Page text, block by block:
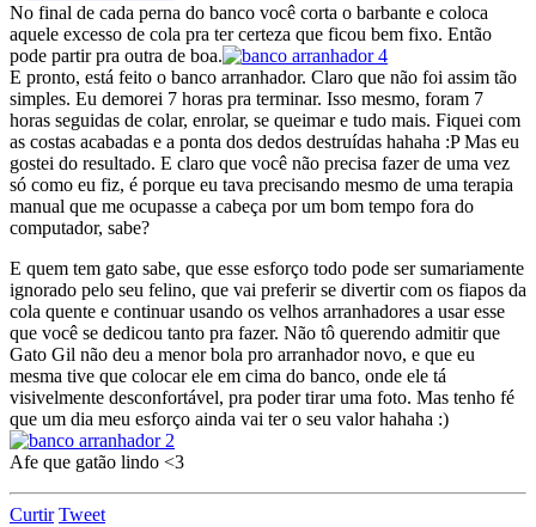
No final de cada perna do banco você corta o barbante e coloca
aquele excesso de cola pra ter certeza que ficou bem fixo. Então
pode partir pra outra de boa.
E pronto, está feito o banco arranhador. Claro que não foi assim tão
simples. Eu demorei 7 horas pra terminar. Isso mesmo, foram 7
horas seguidas de colar, enrolar, se queimar e tudo mais. Fiquei com
as costas acabadas e a ponta dos dedos destruídas hahaha :P Mas eu
gostei do resultado. E claro que você não precisa fazer de uma vez
só como eu fiz, é porque eu tava precisando mesmo de uma terapia
manual que me ocupasse a cabeça por um bom tempo fora do
computador, sabe?
E quem tem gato sabe, que esse esforço todo pode ser sumariamente
ignorado pelo seu felino, que vai preferir se divertir com os fiapos da
cola quente e continuar usando os velhos arranhadores a usar esse
que você se dedicou tanto pra fazer. Não tô querendo admitir que
Gato Gil não deu a menor bola pro arranhador novo, e que eu
mesma tive que colocar ele em cima do banco, onde ele tá
visivelmente desconfortável, pra poder tirar uma foto. Mas tenho fé
que um dia meu esforço ainda vai ter o seu valor hahaha :)
Afe que gatão lindo <3
Curtir Tweet